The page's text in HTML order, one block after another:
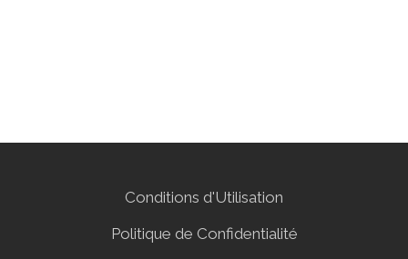
Conditions d'Utilisation
Politique de Confidentialité